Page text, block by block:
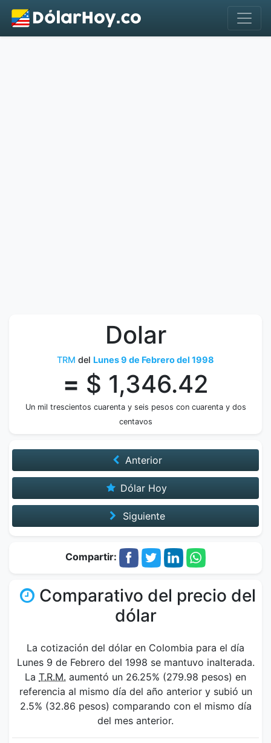
Dolar
TRM del Lunes 9 de Febrero del 1998
= $ 1,346.42
Un mil trescientos cuarenta y seis pesos con cuarenta y dos
centavos
Anterior
Dólar Hoy
Siguiente
Compartir:
Comparativo del precio del
dólar
La cotización del dólar en Colombia para el día
Lunes 9 de Febrero del 1998 se mantuvo inalterada.
La T.R.M. aumentó un 26.25% (279.98 pesos) en
referencia al mismo día del año anterior y subió un
2.5% (32.86 pesos) comparando con el mismo día
del mes anterior.